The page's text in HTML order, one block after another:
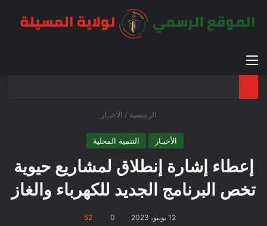
القائمة
الرئيسية / الأخبـار
الأخبـار التنمية المحلية
إعطاء إشارة إنطلاق لمشاريع حيوية
تخص البرنامج الجديد للكهرباء والغاز
12 يونيو، 2023 0
52